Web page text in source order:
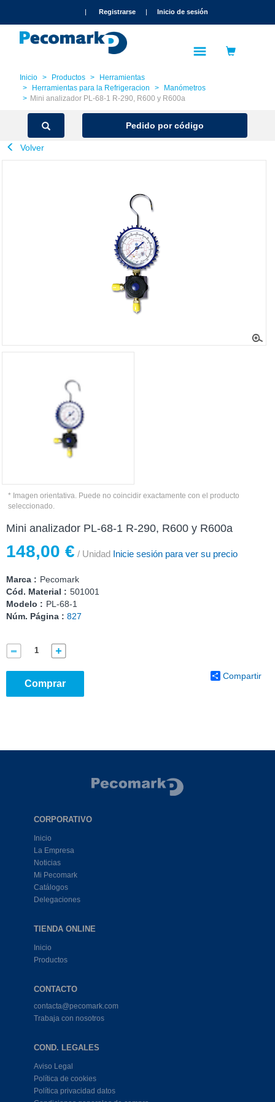
| Registrarse | Inicio de sesión
Inicio Productos
Herramientas
Herramientas para la Refrigeracion
Manómetros
Mini analizador PL-68-1 R-290, R600 y R600a
Pedido por código
Volver
* Imagen orientativa. Puede no coincidir exactamente con el producto
seleccionado.
Mini analizador PL-68-1 R-290, R600 y R600a
148,00 € / Unidad Inicie sesión para ver su precio
Marca : Pecomark
Cód. Material : 501001
Modelo : PL-68-1
Núm. Página : 827
Comprar
Compartir
CORPORATIVO
Inicio
La Empresa
Noticias
Mi Pecomark
Catálogos
Delegaciones
TIENDA ONLINE
Inicio
Productos
CONTACTO
contacta@pecomark.com
Trabaja con nosotros
COND. LEGALES
Aviso Legal
Política de cookies
Política privacidad datos